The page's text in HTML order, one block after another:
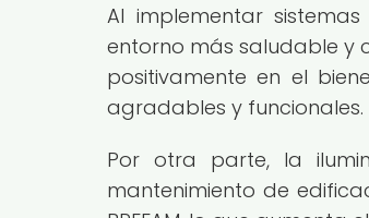
Al implementar
entorno más saludable y
positivamente en el
agradables y funcionales.
Por otra parte, la
mantenimiento de